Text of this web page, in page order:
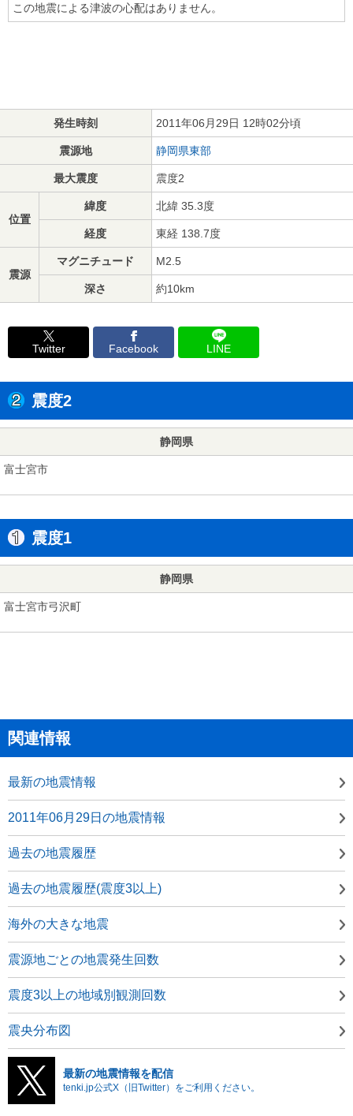
この地震による津波の心配はありません。
発生時刻 2011年06月29日 12時02分頃
震源地 静岡県東部
最大震度 震度2
位置
緯度 北緯 35.3度
経度 東経 138.7度
震源
マグニチュード M2.5
深さ 約10km
Twitter Facebook LINE
震度2
静岡県
富士宮市
震度1
静岡県
富士宮市弓沢町
関連情報
最新の地震情報
2011年06月29日の地震情報
過去の地震履歴
過去の地震履歴(震度3以上)
海外の大きな地震
震源地ごとの地震発生回数
震度3以上の地域別観測回数
震央分布図
最新の地震情報を配信
tenki.jp公式X（旧Twitter）をご利用ください。